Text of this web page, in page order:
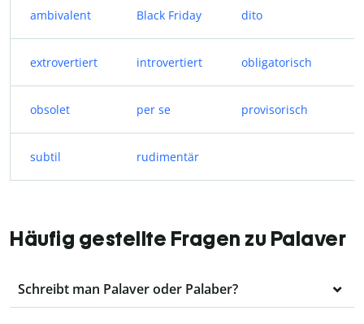
ambivalent Black Friday dito
extrovertiert introvertiert obligatorisch
obsolet per se provisorisch
subtil rudimentär
Häufig gestellte Fragen zu Palaver
Schreibt man Palaver oder Palaber?